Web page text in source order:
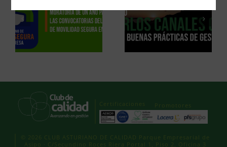
Certificaciones Promotores
© 2026 CLUB ASTURIANO DE CALIDAD Parque Empresarial de
Asipo · C/Secundino Roces Riera Portal 1, Piso 2, Oficina 3